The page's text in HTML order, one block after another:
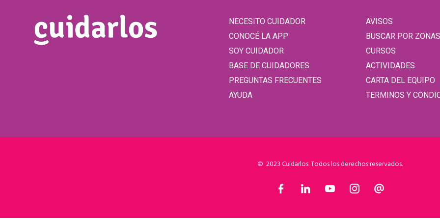
NECESITO CUIDADOR
CONOCÉ LA APP
SOY CUIDADOR
BASE DE CUIDADORES
PREGUNTAS FRECUENTES
AYUDA
AVISOS
BUSCAR POR ZONAS
CURSOS
ACTIVIDADES
CARTA DEL EQUIPO
TERMINOS Y
© 2023 Cuidarlos. Todos los derechos reservados.